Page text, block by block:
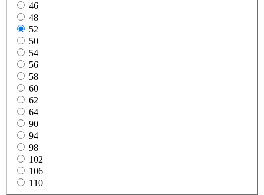
46
48
52
50
54
56
58
60
62
64
90
94
98
102
106
110